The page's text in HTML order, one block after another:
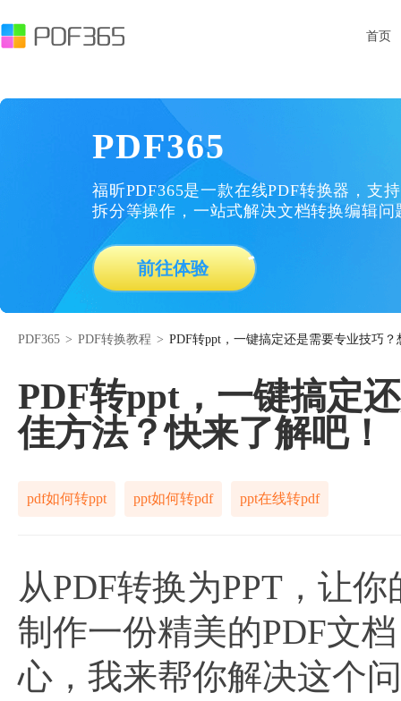
首页
PDF365
福昕PDF365是一款在线PDF转换器，支
拆分等操作，一站式解决文档转换编辑问
前往体验
PDF365 > PDF转换教程 > PDF转ppt，一键搞定还是需要专业技巧
PDF转ppt，一键搞定
佳方法？快来了解吧！
pdf如何转ppt ppt如何转pdf ppt在线转pdf
从PDF转换为PPT，让
制作一份精美的PDF文
心，我来帮你解决这个